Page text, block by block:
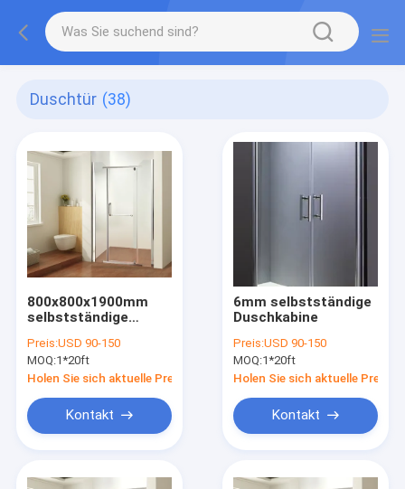
Duschtür (38)
800x800x1900mm
selbstständige
Preis:USD 90-150
MOQ:1*20ft
Holen Sie sich aktuelle Preis
Kontakt
6mm selbstständige
Duschkabine
Preis:USD 90-150
MOQ:1*20ft
Holen Sie sich aktuelle Preis
Kontakt